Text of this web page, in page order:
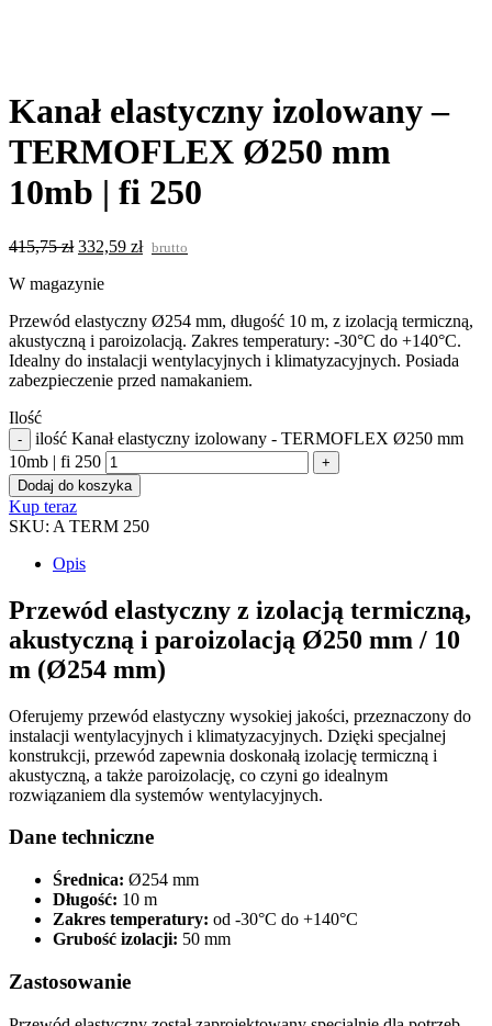
Kanał elastyczny izolowany –
TERMOFLEX Ø250 mm
10mb | fi 250
415,75zł 332,59 zł brutto
W magazynie
Przewód elastyczny Ø254 mm, długość 10 m, z izolacją termiczną,
akustyczną i paroizolacją. Zakres temperatury: -30°C do +140°C.
Idealny do instalacji wentylacyjnych i klimatyzacyjnych. Posiada
zabezpieczenie przed namakaniem.
Ilość
ilość Kanał elastyczny izolowany - TERMOFLEX Ø250 mm
10mb | fi 250
Dodaj do koszyka
Kup teraz
SKU: A TERM 250
Opis
Przewód elastyczny z izolacją termiczną,
akustyczną i paroizolacją Ø250 mm / 10
m (Ø254 mm)
Oferujemy przewód elastyczny wysokiej jakości, przeznaczony do
instalacji wentylacyjnych i klimatyzacyjnych. Dzięki specjalnej
konstrukcji, przewód zapewnia doskonałą izolację termiczną i
akustyczną, a także paroizolację, co czyni go idealnym
rozwiązaniem dla systemów wentylacyjnych.
Dane techniczne
Średnica: Ø254 mm
Długość: 10 m
Zakres temperatury: od -30°C do +140°C
Grubość izolacji: 50 mm
Zastosowanie